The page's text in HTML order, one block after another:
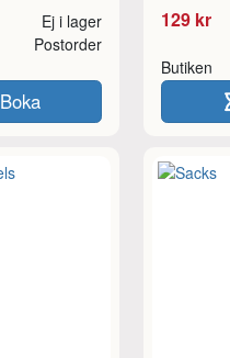
Ej i lager
Postorder
Boka
129 kr
Butiken